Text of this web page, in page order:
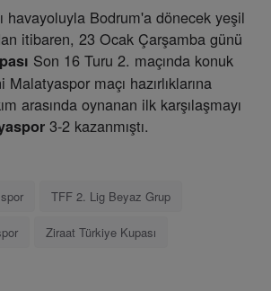
havayoluyla Bodrum'a dönecek yeşil
itibaren, 23 Ocak Çarşamba günü
Son 16 Turu 2. maçında konuk
maçı hazırlıklarına
arasında oynanan ilk karşılaşmayı
3-2 kazanmıştı.
TFF 2. Lig Beyaz Grup
Ziraat Türkiye Kupası